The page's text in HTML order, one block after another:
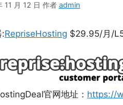
11 月 12 日 作者 admin
:RepriseHosting $29.95/月/
官网地址： https://